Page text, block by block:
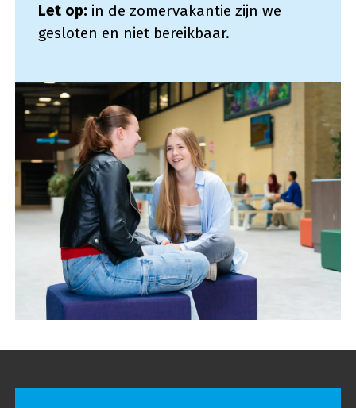
Let op: in de zomervakantie zijn we
gesloten en niet bereikbaar.